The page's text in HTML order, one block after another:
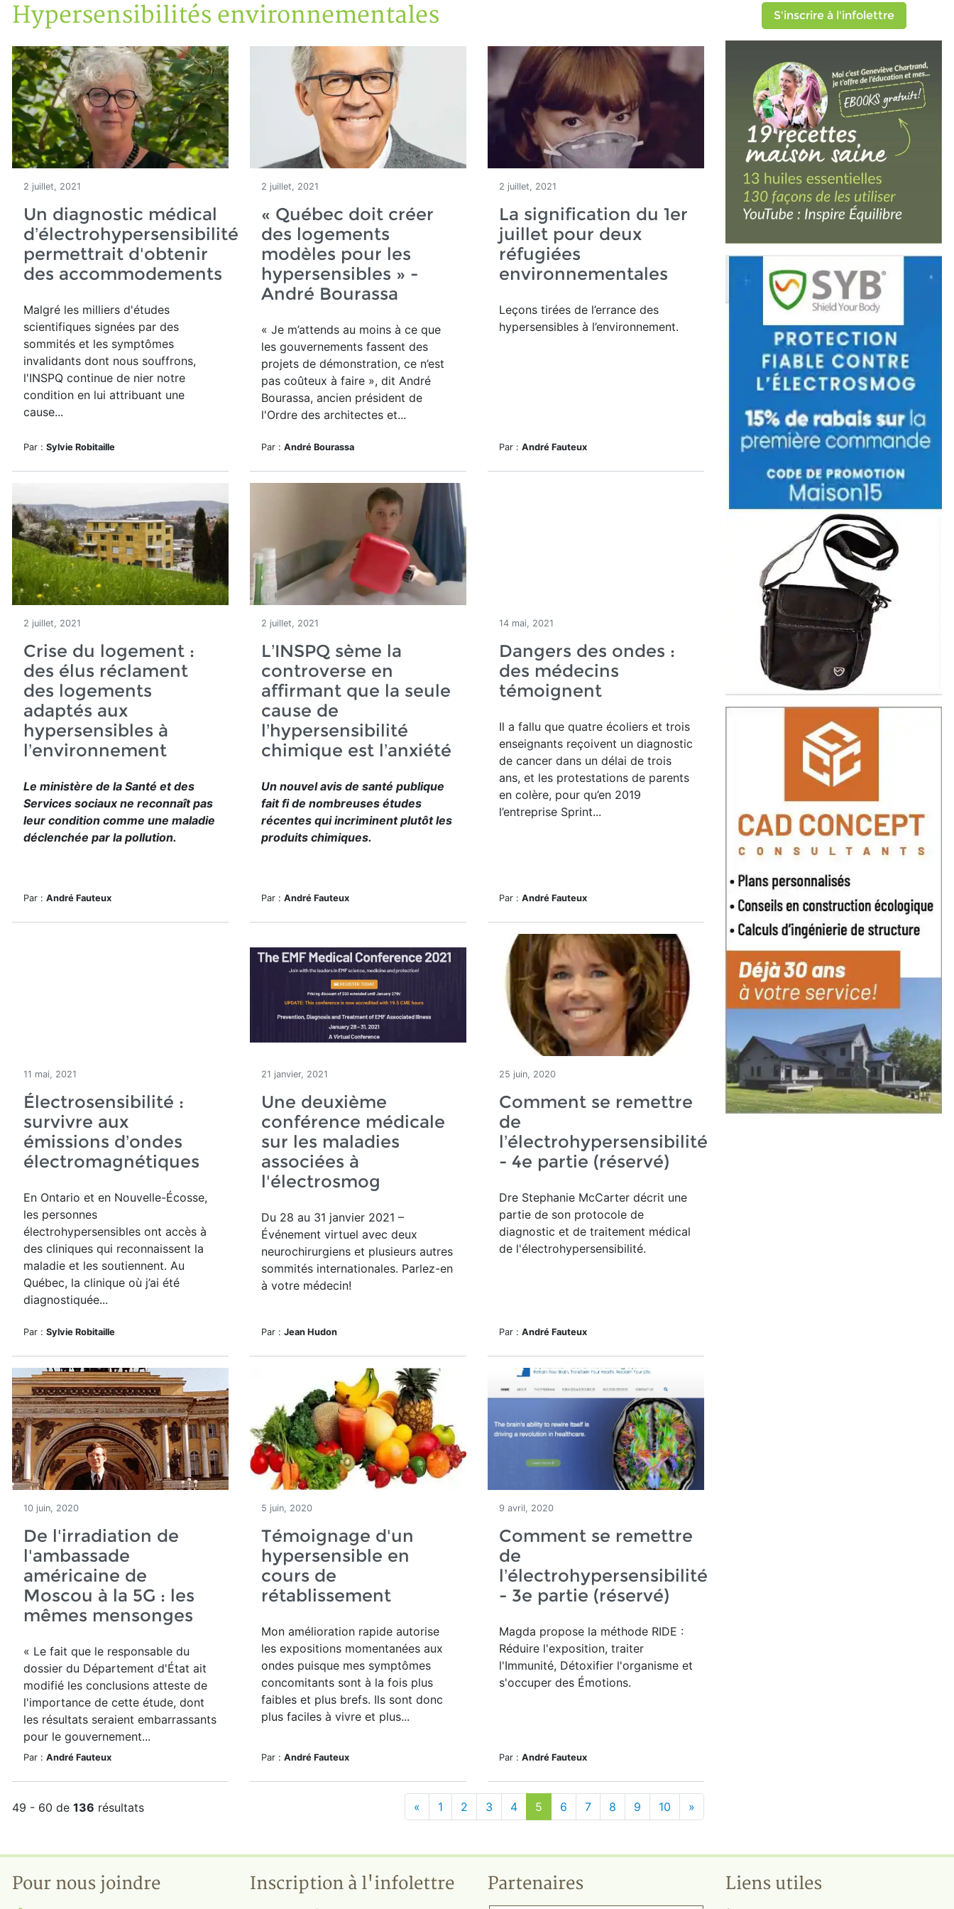
Accueil
Articles
Maisons saines
Hypersensibilités environnementales
Hypersensibilités environnementales
2 juillet, 2021
Un diagnostic médical
d’électrohypersensibilité
permettrait d'obtenir
des accommodements
Malgré les milliers d'études
scientifiques signées par des
sommités et les symptômes
invalidants dont nous souffrons,
l'INSPQ continue de nier notre
condition en lui attribuant une
cause...
Par : Sylvie Robitaille
2 juillet, 2021
« Québec doit créer
des logements
modèles pour les
hypersensibles » -
André Bourassa
« Je m’attends au moins à ce que
les gouvernements fassent des
projets de démonstration, ce n’est
pas coûteux à faire », dit André
Bourassa, ancien président de
l'Ordre des architectes et...
Par : André Bourassa
2 juillet, 2021
La signification du 1er
juillet pour deux
réfugiées
environnementales
Leçons tirées de l’errance des
hypersensibles à l’environnement.
Par : André Fauteux
2 juillet, 2021
Crise du logement :
des élus réclament
des logements
adaptés aux
hypersensibles à
l’environnement
Le ministère de la Santé et des
Services sociaux ne reconnaît pas
leur condition comme une maladie
déclenchée par la pollution.
Par : André Fauteux
2 juillet, 2021
L’INSPQ sème la
controverse en
affirmant que la seule
cause de
l’hypersensibilité
chimique est l’anxiété
Un nouvel avis de santé publique
fait fi de nombreuses études
récentes qui incriminent plutôt les
produits chimiques.
Par : André Fauteux
14 mai, 2021
Dangers des ondes :
des médecins
témoignent
Il a fallu que quatre écoliers et trois
enseignants reçoivent un diagnostic
de cancer dans un délai de trois
ans, et les protestations de parents
en colère, pour qu’en 2019
l’entreprise Sprint...
Par : André Fauteux
11 mai, 2021
Électrosensibilité :
survivre aux
émissions d’ondes
électromagnétiques
En Ontario et en Nouvelle-Écosse,
les personnes
électrohypersensibles ont accès à
des cliniques qui reconnaissent la
maladie et les soutiennent. Au
Québec, la clinique où j’ai été
diagnostiquée...
Par : Sylvie Robitaille
21 janvier, 2021
Une deuxième
conférence médicale
sur les maladies
associées à
l'électrosmog
Du 28 au 31 janvier 2021 –
Événement virtuel avec deux
neurochirurgiens et plusieurs autres
sommités internationales. Parlez-en
à votre médecin!
Par : Jean Hudon
25 juin, 2020
Comment se remettre
de
l’électrohypersensibilité
- 4e partie (réservé)
Dre Stephanie McCarter décrit une
partie de son protocole de
diagnostic et de traitement médical
de l'électrohypersensibilité.
Par : André Fauteux
10 juin, 2020
De l'irradiation de
l'ambassade
américaine de
Moscou à la 5G : les
mêmes mensonges
« Le fait que le responsable du
dossier du Département d'État ait
modifié les conclusions atteste de
l'importance de cette étude, dont
les résultats seraient embarrassants
pour le gouvernement...
Par : André Fauteux
5 juin, 2020
Témoignage d'un
hypersensible en
cours de
rétablissement
Mon amélioration rapide autorise
les expositions momentanées aux
ondes puisque mes symptômes
concomitants sont à la fois plus
faibles et plus brefs. Ils sont donc
plus faciles à vivre et plus...
Par : André Fauteux
9 avril, 2020
Comment se remettre
de
l’électrohypersensibilité
- 3e partie (réservé)
Magda propose la méthode RIDE :
Réduire l'exposition, traiter
l'Immunité, Détoxifier l'organisme et
s'occuper des Émotions.
Par : André Fauteux
49 - 60 de 136 résultats « 1 2 3 4 5 6 7 8 9 10 »
S'inscrire à l'infolettre
Pour nous joindre Inscription à l'infolettre Partenaires Liens utiles